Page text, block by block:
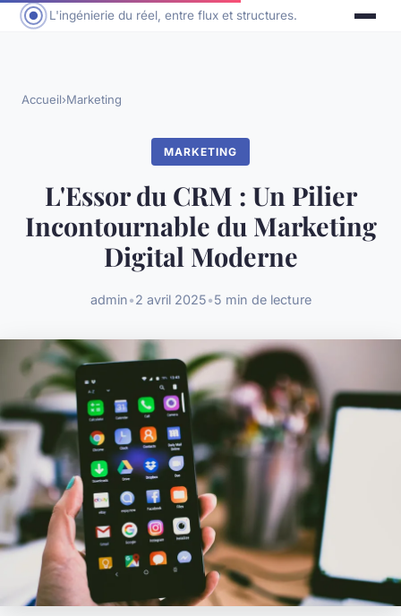
L'ingénierie du réel, entre flux et structures.
Accueil›Marketing
MARKETING
L'Essor du CRM : Un Pilier
Incontournable du Marketing
Digital Moderne
admin•2 avril 2025•5 min de lecture